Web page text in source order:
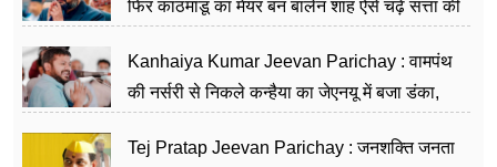
फिर काठमांडू का मेयर बन बालेन शाह ऐसे चढ़े सत्ता की
Kanhaiya Kumar Jeevan Parichay : वामपंथ
की नर्सरी से निकले कन्हैया का जेएनयू में बजा डंका,
Tej Pratap Jeevan Parichay : जनशक्ति जनता